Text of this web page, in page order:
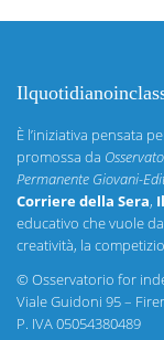
È l’iniziativa pensata
promossa da
Permanente Giovani-
Corriere della Sera,
educativo che vuole
creatività, la
©Osservatorio for
Viale Guidoni 95 –
P. IVA 05054380489